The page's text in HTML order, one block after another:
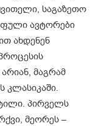
საგაზეთო
ავტორები
ახდენენ
მაგრამ
კლასიკაში.
პირველს
მეორეს –